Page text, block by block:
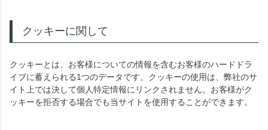
クッキーに関して
クッキーとは、お客様についての情報を含むお客様のハードドラ
イブに蓄えられる1つのデータです。クッキーの使用は、弊社のサ
イト上では決して個人特定情報にリンクされません。お客様がク
ッキーを拒否する場合でも当サイトを使用することができます。